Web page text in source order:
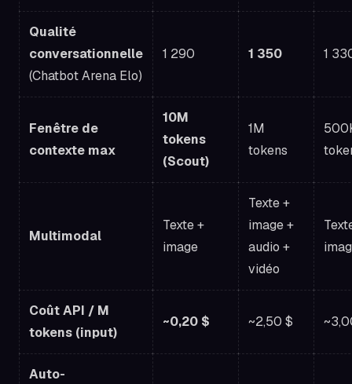
Qualité
conversationnelle
(Chatbot Arena Elo)
1 290 1 350 1
Fenêtre de
contexte max
10M
tokens
(Scout)
1M
tokens
Multimodal
Texte +
image
Texte +
image +
audio +
vidéo
Coût API / M
tokens (input)
~0,20 $ ~2,50 $
Auto-